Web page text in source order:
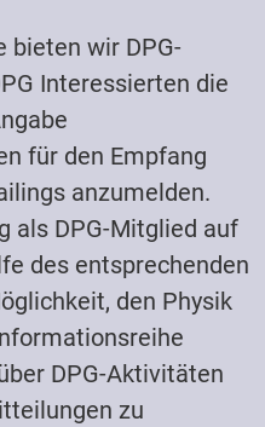
bieten wir DPG-
Interessierten die
für den Empfang
anzumelden.
als DPG-Mitglied auf
des entsprechenden
den Physik
DPG-Aktivitäten
zu